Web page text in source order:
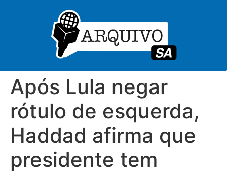
Após Lula negar
rótulo de esquerda,
Haddad afirma que
presidente tem